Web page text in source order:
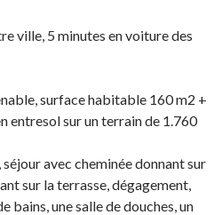
ville, 5 minutes en voiture des
surface habitable 160 m2 +
entresol sur un terrain de 1.760
avec cheminée donnant sur
sur la terrasse, dégagement,
bains, une salle de douches, un